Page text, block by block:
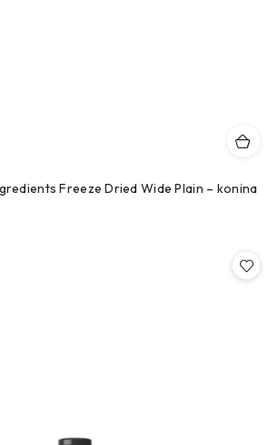
Freeze Dried Wide Plain – konina